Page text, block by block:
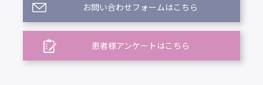
お問い合わせフォームはこちら
患者様アンケートはこちら